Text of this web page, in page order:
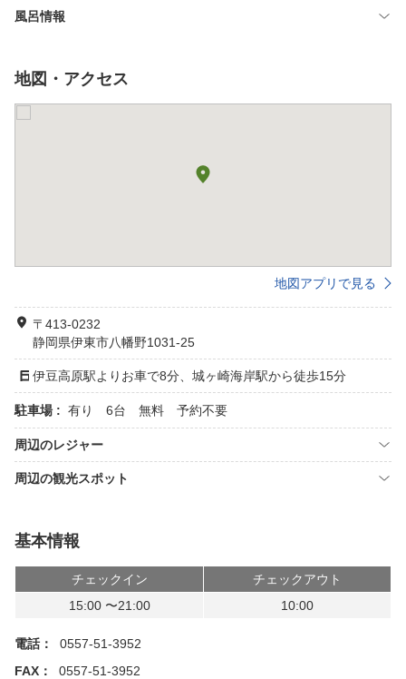
風呂情報
地図・アクセス
地図アプリで見る
〒413-0232
静岡県伊東市八幡野1031-25
伊豆高原駅よりお車で8分、城ヶ崎海岸駅から徒歩15分
駐車場 : 有り 6台 無料 予約不要
周辺のレジャー
周辺の観光スポット
基本情報
チェックイン
チェックアウト
15:00 〜21:00
10:00
電話：
0557-51-3952
FAX：
0557-51-3952